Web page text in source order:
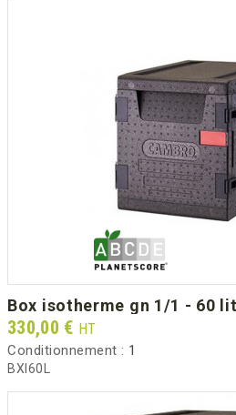
box isotherme gn 1/1 - 60
Prix
330,00 € HT
Conditionnement : 1
BXI60L